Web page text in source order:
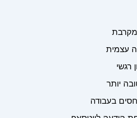
מקרבת
עצמית
רגשי
יותר
בעבודה